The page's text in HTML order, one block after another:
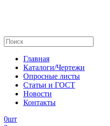
Главная
Каталоги/Чертежи
Опросные листы
Статьи и ГОСТ
Новости
Контакты
0шт